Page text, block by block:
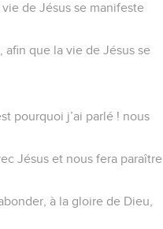
de Jésus se manifeste
afin que la vie de Jésus se
pourquoi j’ai parlé ! nous
Jésus et nous fera paraître
à la gloire de Dieu,